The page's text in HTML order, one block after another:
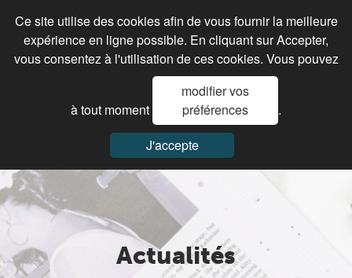
Actualités
Ce site utilise des cookies afin de vous fournir la meilleure
expérience en ligne possible. En cliquant sur Accepter,
vous consentez à l'utilisation de ces cookies. Vous pouvez
à tout moment
modifier vos
préférences
.
J'accepte